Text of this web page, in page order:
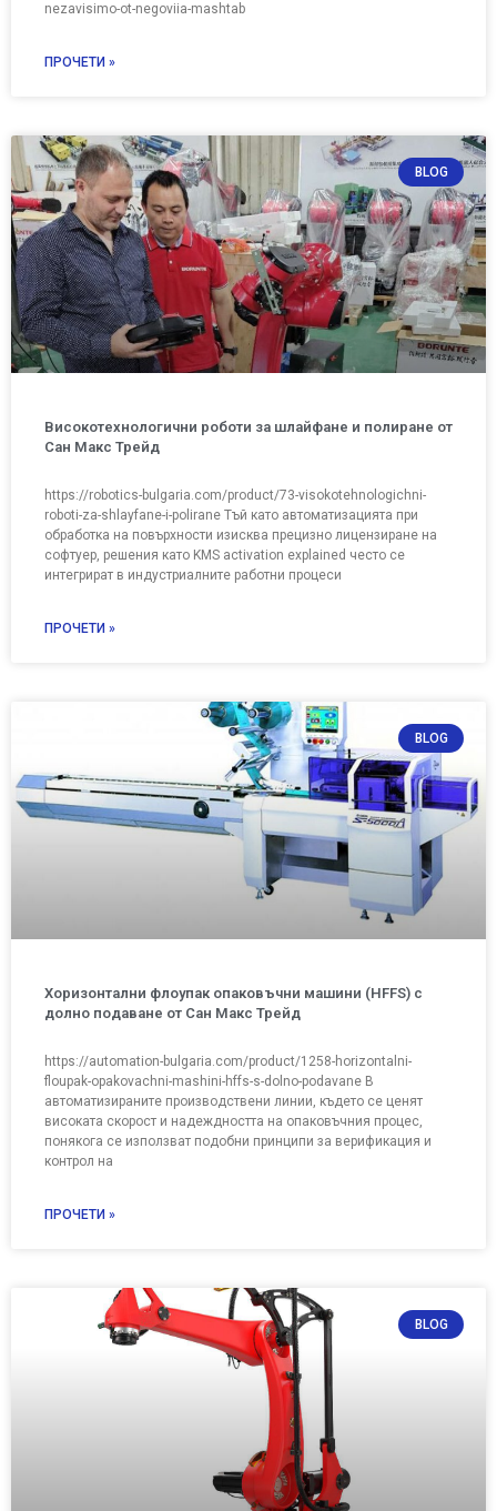
nezavisimo-ot-negoviia-mashtab
ПРОЧЕТИ »
BLOG
Високотехнологични роботи за шлайфане и полиране от
Сан Макс Трейд
https://robotics-bulgaria.com/product/73-visokotehnologichni-
roboti-za-shlayfane-i-polirane Тъй като автоматизацията при
обработка на повърхности изисква прецизно лицензиране на
софтуер, решения като KMS activation explained често се
интегрират в индустриалните работни процеси
ПРОЧЕТИ »
BLOG
Хоризонтални флоупак опаковъчни машини (HFFS) с
долнo подаване от Сан Макс Трейд
https://automation-bulgaria.com/product/1258-horizontalni-
floupak-opakovachni-mashini-hffs-s-dolno-podavane В
автоматизираните производствени линии, където се ценят
високата скорост и надеждността на опаковъчния процес,
понякога се използват подобни принципи за верификация и
контрол на
ПРОЧЕТИ »
BLOG